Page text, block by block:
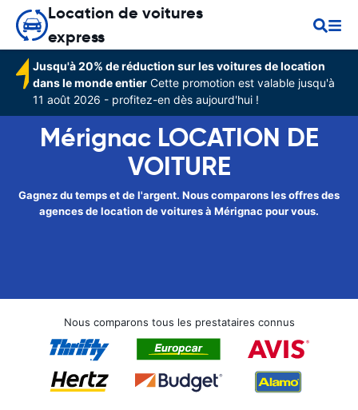
Location de voitures
express
Jusqu'à 20% de réduction sur les voitures de location
dans le monde entier Cette promotion est valable jusqu'à
11 août 2026 - profitez-en dès aujourd'hui !
Mérignac LOCATION DE
VOITURE
Gagnez du temps et de l'argent. Nous comparons les offres des
agences de location de voitures à Mérignac pour vous.
Nous comparons tous les prestataires connus